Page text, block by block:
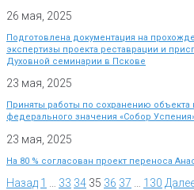
26 мая, 2025
Подготовлена документация на
экспертизы проекта реставрации и
Духовной семинарии в Пскове
23 мая, 2025
Приняты работы по сохранению объекта
федерального значения «Собор
23 мая, 2025
На 80 % согласован проект переноса
Назад 1 33 34 35 36 37 130